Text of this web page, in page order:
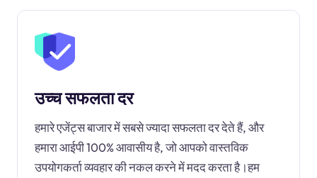
उच्च सफलता दर
हमारे एजेंट्स बाजार में सबसे ज्यादा सफलता दर देते हैं, और
हमारा आईपी 100% आवासीय है, जो आपको वास्तविक
उपयोगकर्ता व्यवहार की नकल करने में मदद करता है।हम